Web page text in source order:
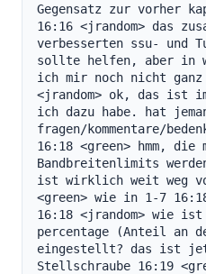
Gegensatz zur vorher
16:16 <jrandom> das
verbesserten ssu- und
sollte helfen, aber in
ich mir noch nicht
<jrandom> ok, das ist
ich dazu habe. hat
fragen/kommentare/
16:18 <green> hmm, die
Bandbreitenlimits
ist wirklich weit weg
<green> wie in 1-7
16:18 <jrandom> wie
percentage (Anteil an
eingestellt? das ist
Stellschraube 16:19